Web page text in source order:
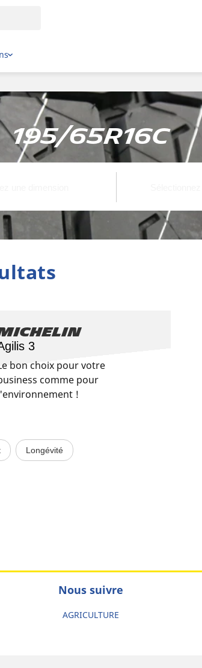
195/65R16C
3
bon choix pour votre
comme pour
!
Longévité
Nous suivre
AGRICULTURE